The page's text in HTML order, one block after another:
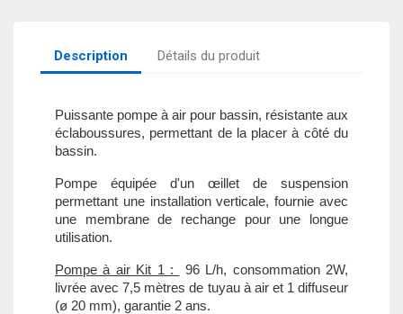
Description Détails du produit
Puissante pompe à air pour bassin, résistante aux
éclaboussures, permettant de la placer à côté du
bassin.
Pompe équipée d'un œillet de suspension
permettant une installation verticale, fournie avec
une membrane de rechange pour une longue
utilisation.
Pompe à air Kit 1 :
96 L/h, consommation 2W,
livrée avec 7,5 mètres de tuyau à air et 1 diffuseur
(ø 20 mm), garantie 2 ans.